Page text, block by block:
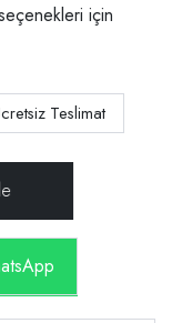
için
Teslimat